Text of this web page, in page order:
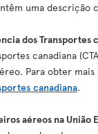
uma descrição
dos Transportes
canadiana
Para obter
canadiana.
aéreos na União